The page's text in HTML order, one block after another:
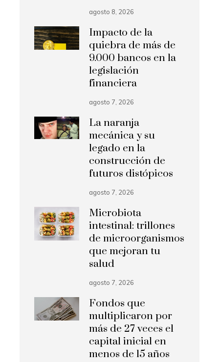
agosto 8, 2026
Impacto de la
quiebra de más de
9.000 bancos en la
legislación
financiera
agosto 7, 2026
La naranja
mecánica y su
legado en la
construcción de
futuros distópicos
agosto 7, 2026
Microbiota
intestinal: trillones
de microorganismos
que mejoran tu
salud
agosto 7, 2026
Fondos que
multiplicaron por
más de 27 veces el
capital inicial en
menos de 15 años